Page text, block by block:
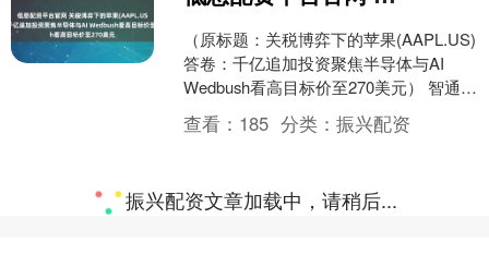
（原标题：关税博弈下的苹果(AAPL.US)
答卷：千亿追加投资聚焦半导体与AI
Wedbush看高目标价至270美元） 智通财
经APP获悉，苹果(AAPL.US....
查看： 185 分类：振兴配资
举报 相关视频 57'57'' 今日股市1225丨个